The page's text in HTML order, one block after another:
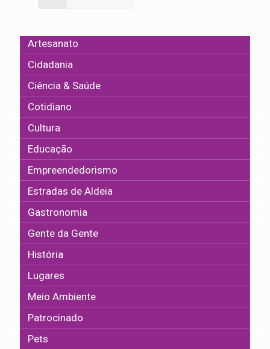
Artesanato
Cidadania
Ciência & Saúde
Cotidiano
Cultura
Educação
Empreendedorismo
Estradas de Aldeia
Gastronomia
Gente da Gente
História
Lugares
Meio Ambiente
Patrocinado
Pets